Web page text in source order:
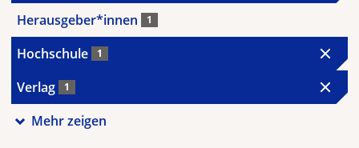
Herausgeber*innen 1
Hochschule 1
Verlag 1
Mehr zeigen